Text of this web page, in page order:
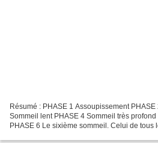
Résumé : PHASE 1 Assoupissement
Sommeil lent PHASE 4 Sommeil très
PHASE 6 Le sixième sommeil. Celui de tous